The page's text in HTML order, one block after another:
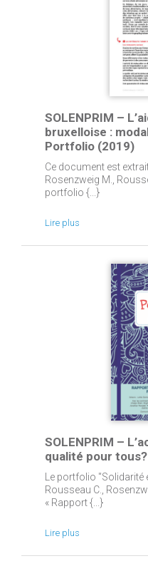
SOLENPRIM –
bruxelloise :
Portfolio (2019)
Ce document est
Rosenzweig M.,
portfolio {...}
Lire plus
SOLENPRIM –
qualité pour
Le portfolio "Solidarité
Rousseau C.,
« Rapport {...}
Lire plus